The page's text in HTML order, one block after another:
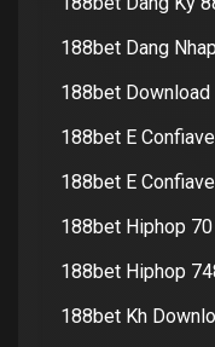
188bet Dang
188bet Download
188bet E
188bet E
188bet Hiphop 70
188bet Hiphop
188bet Kh